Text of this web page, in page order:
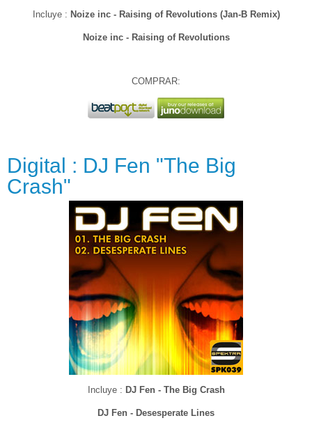
Incluye : Noize inc - Raising of Revolutions (Jan-B Remix)
Noize inc - Raising of Revolutions
COMPRAR:
Digital : DJ Fen "The Big
Crash"
Incluye : DJ Fen - The Big Crash
DJ Fen - Desesperate Lines